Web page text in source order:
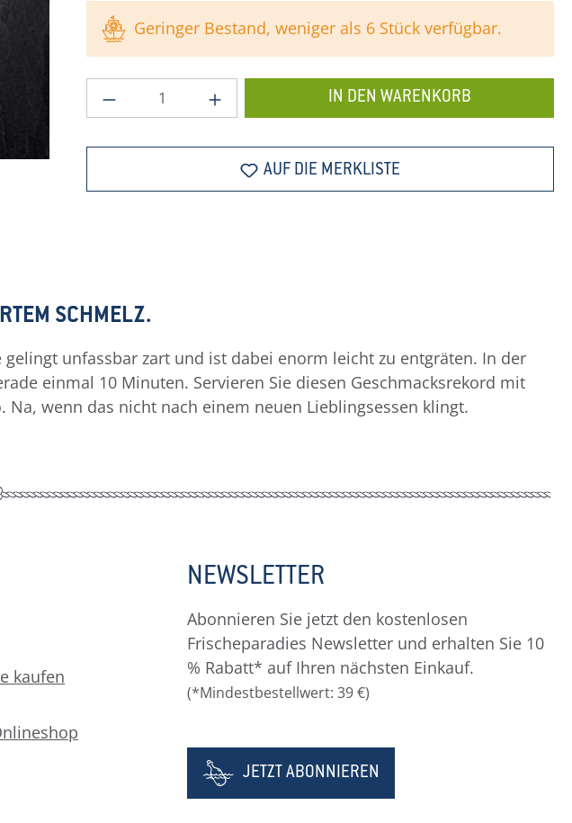
Geringer Bestand, weniger als 6 Stück verfügbar.
Produkt Anzahl: Gib den gewünschten Wert
IN DEN WARENKORB
AUF DIE MERKLISTE
SCHMELZ.
unfassbar zart und ist dabei enorm leicht zu entgräten. In der
einmal 10 Minuten. Servieren Sie diesen Geschmacksrekord mit
wenn das nicht nach einem neuen Lieblingsessen klingt.
kaufen
NEWSLETTER
Abonnieren Sie jetzt den kostenlosen
Frischeparadies Newsletter und erhalten Sie 10
% Rabatt* auf Ihren nächsten Einkauf.
(*Mindestbestellwert: 39 €)
JETZT ABONNIEREN